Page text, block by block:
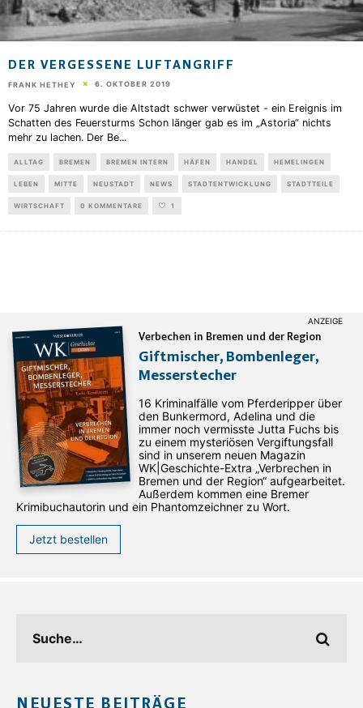
DER VERGESSENE LUFTANGRIFF
FRANK HETHEY 6. OKTOBER 2019
Vor 75 Jahren wurde die Altstadt schwer verwüstet - ein Ereignis im
Schatten des Feuersturms Schon länger gab es im „Astoria“ nichts
mehr zu lachen. Der Be...
ALLTAG BREMEN BREMEN INTERN HÄFEN HANDEL HEMELINGEN
LEBEN MITTE NEUSTADT NEWS STADTENTWICKLUNG STADTTEILE
WIRTSCHAFT 0 KOMMENTARE 1
Verbechen in Bremen und der Region
Giftmischer, Bombenleger,
Messerstecher
16 Kriminalfälle vom Pferderipper über
den Bunkermord, Adelina und die
immer noch vermisste Jutta Fuchs bis
zu einem mysteriösen Vergiftungsfall
sind in unserem neuen Magazin
WK|Geschichte-Extra „Verbrechen in
Bremen und der Region“ aufgearbeitet.
Außerdem kommen eine Bremer
Krimibuchautorin und ein Phantomzeichner zu Wort.
Jetzt bestellen